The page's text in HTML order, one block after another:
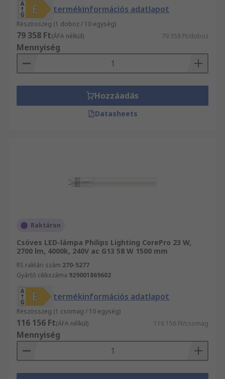
termékinformációs adatlapot
Részösszeg (1 doboz / 10 egység)
79 358 Ft(ÁFA nélkül) 79 358 Ft/doboz
Mennyiség
Hozzáadás
Datasheets
Raktáron
Csöves LED-lámpa Philips Lighting CorePro 23 W,
2700 lm, 4000k, 240V ac G13 58 W 1500 mm
RS raktári szám 270-5277
Gyártó cikkszáma 929001869602
termékinformációs adatlapot
Részösszeg (1 csomag / 10 egység)
116 156 Ft(ÁFA nélkül) 116 156 Ft/csomag
Mennyiség